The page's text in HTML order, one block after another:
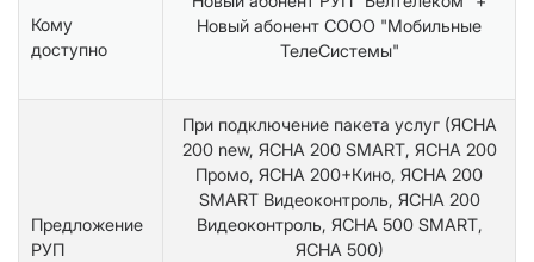
Кому
доступно
Новый абонент СООО "Мобильные
ТелеСистемы"
Предложение
РУП
При подключение пакета услуг (ЯСНА
200 new, ЯСНА 200 SMART, ЯСНА 200
Промо, ЯСНА 200+Кино, ЯСНА 200
SMART Видеоконтроль, ЯСНА 200
Видеоконтроль, ЯСНА 500 SMART,
ЯСНА 500)